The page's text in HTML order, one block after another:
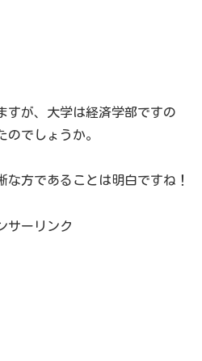
すが、大学は経済学部ですの
のでしょうか。
な方であることは明白ですね！
サーリンク